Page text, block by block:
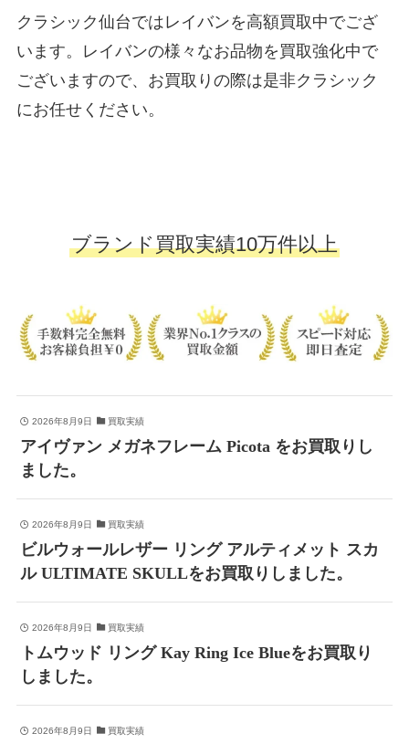
クラシック仙台ではレイバンを高額買取中でござ
います。レイバンの様々なお品物を買取強化中で
ございますので、お買取りの際は是非クラシック
にお任せください。
ブランド買取実績10万件以上
2026年8月9日 買取実績
アイヴァン メガネフレーム Picota をお買取りし
ました。
2026年8月9日 買取実績
ビルウォールレザー リング アルティメット スカ
ル ULTIMATE SKULLをお買取りしました。
2026年8月9日 買取実績
トムウッド リング Kay Ring Ice Blueをお買取り
しました。
2026年8月9日 買取実績